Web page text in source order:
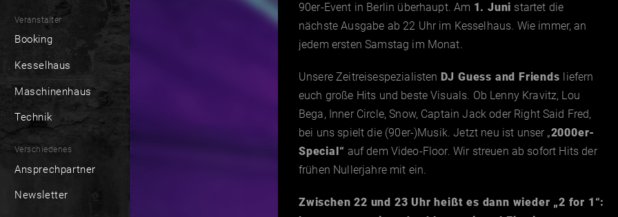
Veranstalter
Booking
Kesselhaus
Maschinenhaus
Technik
Verschiedenes
Ansprechpartner
Newsletter
90er-Event in Berlin überhaupt. Am 1. Juni startet die
nächste Ausgabe ab 22 Uhr im Kesselhaus. Wie immer, an
jedem ersten Samstag im Monat.
Unsere Zeitreisespezialisten DJ Guess and Friends liefern
euch große Hits und beste Visuals. Ob Lenny Kravitz, Lou
Bega, Inner Circle, Snow, Captain Jack oder Right Said Fred,
bei uns spielt die (90er-)Musik. Jetzt neu ist unser „2000er-
Special“ auf dem Video-Floor. Wir streuen ab sofort Hits der
frühen Nullerjahre mit ein.
Zwischen 22 und 23 Uhr heißt es dann wieder „2 for 1“: